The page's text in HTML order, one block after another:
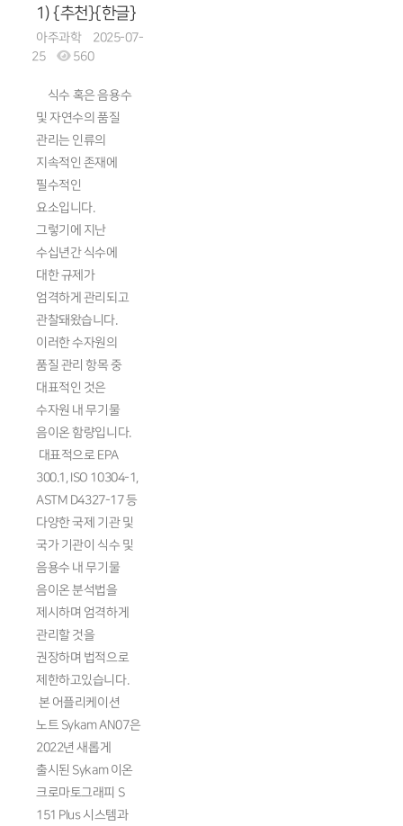
1) {추천}{한글}
아주과학
2025-07-
25
560
식수 혹은 음용수
및 자연수의 품질
관리는 인류의
지속적인 존재에
필수적인
요소입니다.
그렇기에 지난
수십년간 식수에
대한 규제가
엄격하게 관리되고
관찰돼왔습니다.
이러한 수자원의
품질 관리 항목 중
대표적인 것은
수자원 내 무기물
음이온 함량입니다.
대표적으로 EPA
300.1, ISO 10304-1,
ASTM D4327-17 등
다양한 국제 기관 및
국가 기관이 식수 및
음용수 내 무기물
음이온 분석법을
제시하며 엄격하게
관리할 것을
권장하며 법적으로
제한하고있습니다.
본 어플리케이션
노트 Sykam AN07은
2022년 새롭게
출시된 Sykam 이온
크로마토그래피 S
151 Plus 시스템과